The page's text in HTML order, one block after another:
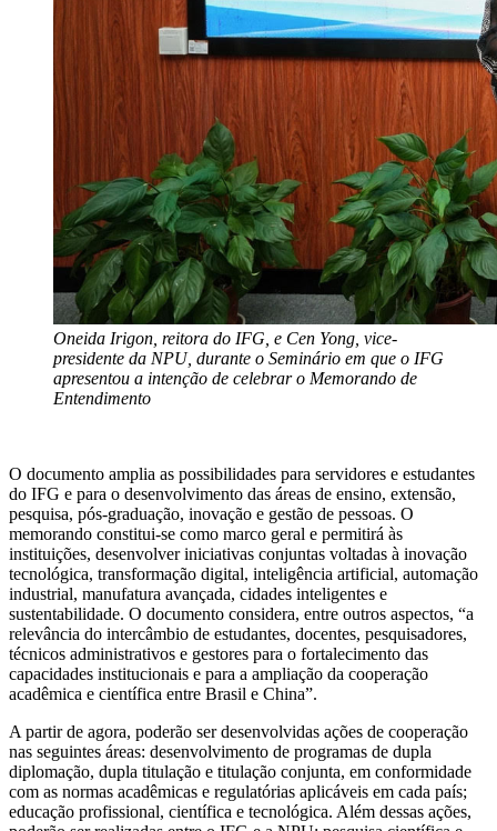
Oneida Irigon, reitora do IFG, e Cen Yong, vice-
presidente da NPU, durante o Seminário em que o IFG
apresentou a intenção de celebrar o Memorando de
Entendimento
O documento amplia as possibilidades para servidores e estudantes
do IFG e para o desenvolvimento das áreas de ensino, extensão,
pesquisa, pós-graduação, inovação e gestão de pessoas. O
memorando constitui-se como marco geral e permitirá às
instituições, desenvolver iniciativas conjuntas voltadas à inovação
tecnológica, transformação digital, inteligência artificial, automação
industrial, manufatura avançada, cidades inteligentes e
sustentabilidade. O documento considera, entre outros aspectos, “a
relevância do intercâmbio de estudantes, docentes, pesquisadores,
técnicos administrativos e gestores para o fortalecimento das
capacidades institucionais e para a ampliação da cooperação
acadêmica e científica entre Brasil e China”.
A partir de agora, poderão ser desenvolvidas ações de cooperação
nas seguintes áreas: desenvolvimento de programas de dupla
diplomação, dupla titulação e titulação conjunta, em conformidade
com as normas acadêmicas e regulatórias aplicáveis em cada país;
educação profissional, científica e tecnológica. Além dessas ações,